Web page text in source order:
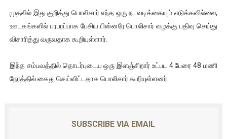
முதலில் இது குறித்து பொலிசார் எந்த ஒரு நடவடிக்கையும் எடுக்கவில்லை,
ஊடகங்களில் பரபரப்பாக பேசிய பின்னரே பொலிசார் வழக்கு பதிவு செய்து
விசாரித்து வருவதாக கூறியுள்ளார்.
இந்த சம்பவத்தில் தொடர்புடைய ஒரு இளஞ்சிறார் உட்பட 4 பேரை 48 மணி
நேரத்தில் கைது செய்விட்டதாக பொலிசார் கூறியுள்ளனர்.
SUBSCRIBE VIA EMAIL